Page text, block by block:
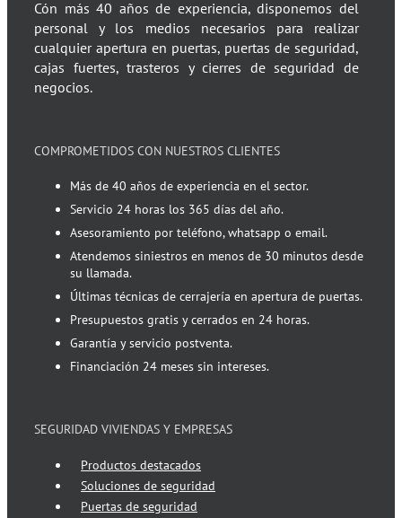
Cón más 40 años de experiencia, disponemos del
personal y los medios necesarios para realizar
cualquier apertura en puertas, puertas de seguridad,
cajas fuertes, trasteros y cierres de seguridad de
negocios.
COMPROMETIDOS CON NUESTROS CLIENTES
Más de 40 años de experiencia en el sector.
Servicio 24 horas los 365 días del año.
Asesoramiento por teléfono, whatsapp o email.
Atendemos siniestros en menos de 30 minutos desde
su llamada.
Últimas técnicas de cerrajería en apertura de puertas.
Presupuestos gratis y cerrados en 24 horas.
Garantía y servicio postventa.
Financiación 24 meses sin intereses.
SEGURIDAD VIVIENDAS Y EMPRESAS
Productos destacados
Soluciones de seguridad
Puertas de seguridad